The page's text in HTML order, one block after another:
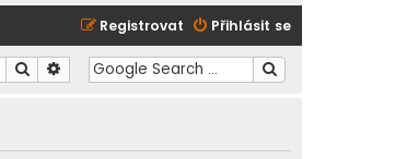
Přihlásit se
Registrovat
Hledat Pokročilé hledání